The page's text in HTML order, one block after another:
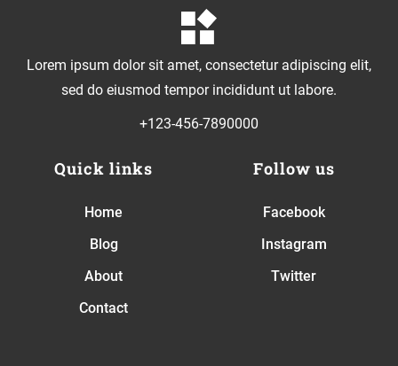
Lorem ipsum dolor sit amet, consectetur adipiscing elit,
sed do eiusmod tempor incididunt ut labore.
+123-456-7890000
Quick links
Home
Blog
About
Contact
Follow us
Facebook
Instagram
Twitter